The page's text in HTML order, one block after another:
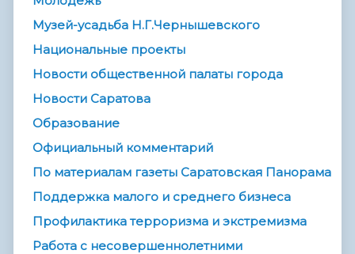
Музей-усадьба Н.Г.Чернышевского
Национальные проекты
Новости общественной палаты города
Новости Саратова
Образование
Официальный комментарий
По материалам газеты Саратовская Панорама
Поддержка малого и среднего бизнеса
Профилактика терроризма и экстремизма
Работа с несовершеннолетними